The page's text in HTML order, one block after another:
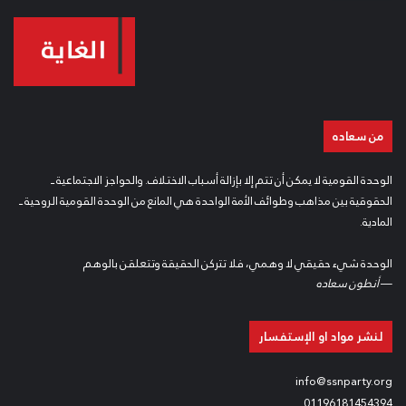
الاجتماعية المتضمنة في المبادىء والشروح التعليمية، والتمكن منها
وإيضاح المبادىء والقيم والقواعد القومية الاجتماعية، والقضية الناشئة
التي تعالجها وموقف الحركة القومية الاجتماعية منها، وبعث التراث
السوري الفكري، والإنتاج الدراسي والأدبي والفني على هذه الخطط، إحياء
للقيم الجديدة وتحقيقاً للثقافة السورية القومية الاجتماعية المشتملة
عليها.
المادة الأولى: عضوية الندوة الثقافية لا تجوز إلا للسوريين القوميين
الاجتماعيين من رجال ونساء.
من سعاده
الوحدة القومية لا يمكن أن تتم إلا بإزالة أسباب الاختلاف. والحواجز الاجتماعية ــ
الحقوقية بين مذاهب وطوائف الأمة الواحدة هي المانع من الوحدة القومية الروحية ــ
المادية.
الوحدة شيء حقيقي لا وهمي، فلا تتركن الحقيقة وتتعلقن بالوهم
—أنطون سعاده
لنشر مواد او الإستفسار
info@ssnparty.org